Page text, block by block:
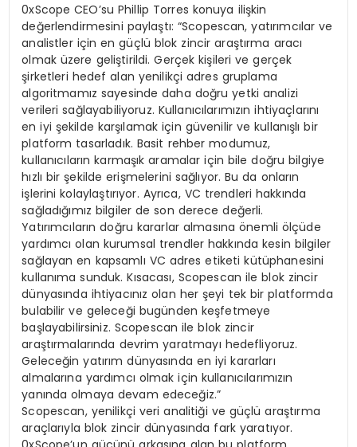
0xScope CEO’su Phillip Torres konuya ilişkin
değerlendirmesini paylaştı: “Scopescan, yatırımcılar ve
analistler için en güçlü blok zincir araştırma aracı
olmak üzere geliştirildi. Gerçek kişileri ve gerçek
şirketleri hedef alan yenilikçi adres gruplama
algoritmamız sayesinde daha doğru yetki analizi
verileri sağlayabiliyoruz. Kullanıcılarımızın ihtiyaçlarını
en iyi şekilde karşılamak için güvenilir ve kullanışlı bir
platform tasarladık. Basit rehber modumuz,
kullanıcıların karmaşık aramalar için bile doğru bilgiye
hızlı bir şekilde erişmelerini sağlıyor. Bu da onların
işlerini kolaylaştırıyor. Ayrıca, VC trendleri hakkında
sağladığımız bilgiler de son derece değerli.
Yatırımcıların doğru kararlar almasına önemli ölçüde
yardımcı olan kurumsal trendler hakkında kesin bilgiler
sağlayan en kapsamlı VC adres etiketi kütüphanesini
kullanıma sunduk. Kısacası, Scopescan ile blok zincir
dünyasında ihtiyacınız olan her şeyi tek bir platformda
bulabilir ve geleceği bugünden keşfetmeye
başlayabilirsiniz. Scopescan ile blok zincir
araştırmalarında devrim yaratmayı hedefliyoruz.
Geleceğin yatırım dünyasında en iyi kararları
almalarına yardımcı olmak için kullanıcılarımızın
yanında olmaya devam edeceğiz.”
Scopescan, yenilikçi veri analitiği ve güçlü araştırma
araçlarıyla blok zincir dünyasında fark yaratıyor.